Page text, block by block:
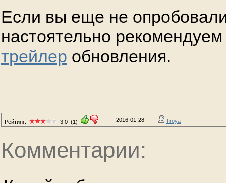
Если вы еще не опробовали
настоятельно рекомендуем
трейлер обновления.
Рейтинг: 3.0 (1) 2016-01-28 Troya
Комментарии: